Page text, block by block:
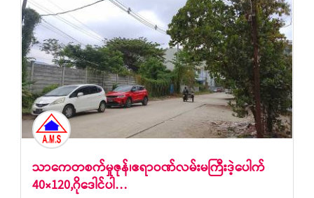
သာကေတစက်မှုဇုန်၊ဧရာဝဏ်လမ်းမကြီးဒဲ့ပေါက်
40×120,ဂိုဒေါင်ပါ…